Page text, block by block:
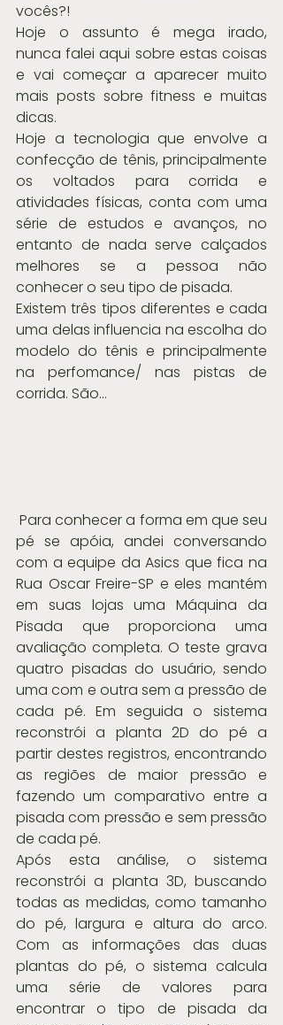
vocês?!
Hoje o assunto é mega irado,
nunca falei aqui sobre estas coisas
e vai começar a aparecer muito
mais posts sobre fitness e muitas
dicas.
Hoje a tecnologia que envolve a
confecção de tênis, principalmente
os voltados para corrida e
atividades físicas, conta com uma
série de estudos e avanços, no
entanto de nada serve calçados
melhores se a pessoa não
conhecer o seu tipo de pisada.
Existem três tipos diferentes e cada
uma delas influencia na escolha do
modelo do tênis e principalmente
na perfomance/ nas pistas de
corrida. São…
Para conhecer a forma em que seu
pé se apóia, andei conversando
com a equipe da Asics que fica na
Rua Oscar Freire-SP e eles mantém
em suas lojas uma Máquina da
Pisada que proporciona uma
avaliação completa. O teste grava
quatro pisadas do usuário, sendo
uma com e outra sem a pressão de
cada pé. Em seguida o sistema
reconstrói a planta 2D do pé a
partir destes registros, encontrando
as regiões de maior pressão e
fazendo um comparativo entre a
pisada com pressão e sem pressão
de cada pé.
Após esta análise, o sistema
reconstrói a planta 3D, buscando
todas as medidas, como tamanho
do pé, largura e altura do arco.
Com as informações das duas
plantas do pé, o sistema calcula
uma série de valores para
encontrar o tipo de pisada da